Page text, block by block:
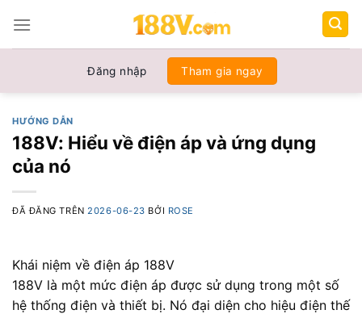
đến
nội
Đăng nhập Tham gia ngay
HƯỚNG DẪN
188V: Hiểu về điện áp và ứng dụng
của nó
ĐÃ ĐĂNG TRÊN 2026-06-23 BỞI ROSE
Khái niệm về điện áp 188V
188V là một mức điện áp được sử dụng trong một số
hệ thống điện và thiết bị. Nó đại diện cho hiệu điện thế